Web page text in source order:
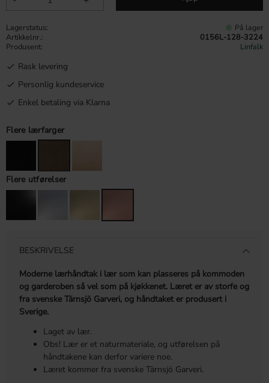
Lagerstatus På lager
Artikkelnr.
0156L-128-3224
Produsent
Linfalk
Rask levering
Personlig kundeservice
Enkel betaling via Klarna
Flere lærfarger
Flere utførelser
BESKRIVELSE
Moderne lærhåndtak i lær som kan plasseres på kommoden
og garderoben så vel som på kjøkkenet. Læret er av storfe og
fra svenske Tärnsjö Garveri, og håndtaket er produsert i
Sverige.
Laget av lær.
Obs! Lær er et naturmateriale, og utførelsen på
håndtakene kan derfor variere noe.
Læret kommer fra svenske Tärnsjö Garveri.